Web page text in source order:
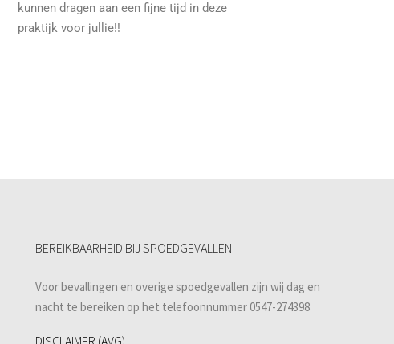
kunnen dragen aan een fijne tijd in deze
praktijk voor jullie!!
BEREIKBAARHEID BIJ SPOEDGEVALLEN
Voor bevallingen en overige spoedgevallen zijn wij dag en
nacht te bereiken op het telefoonnummer 0547-274398
DISCLAIMER (AVG)